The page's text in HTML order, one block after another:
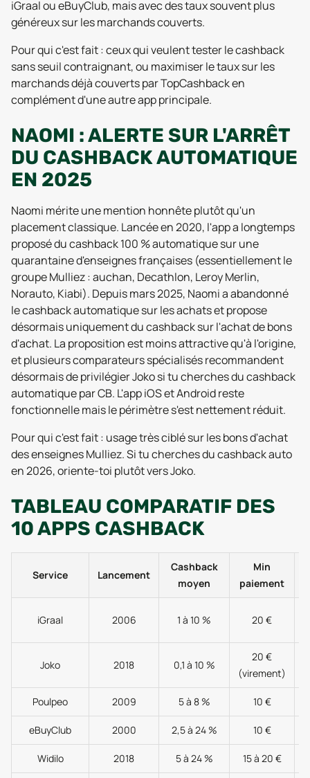
iGraal ou eBuyClub, mais avec des taux souvent plus
généreux sur les marchands couverts.
Pour qui c'est fait : ceux qui veulent tester le cashback
sans seuil contraignant, ou maximiser le taux sur les
marchands déjà couverts par TopCashback en
complément d'une autre app principale.
NAOMI : ALERTE SUR L'ARRÊT
DU CASHBACK AUTOMATIQUE
EN 2025
Naomi mérite une mention honnête plutôt qu'un
placement classique. Lancée en 2020, l'app a longtemps
proposé du cashback 100 % automatique sur une
quarantaine d'enseignes françaises (essentiellement le
groupe Mulliez : auchan, Decathlon, Leroy Merlin,
Norauto, Kiabi). Depuis mars 2025, Naomi a abandonné
le cashback automatique sur les achats et propose
désormais uniquement du cashback sur l'achat de bons
d'achat. La proposition est moins attractive qu'à l'origine,
et plusieurs comparateurs spécialisés recommandent
désormais de privilégier Joko si tu cherches du cashback
automatique par CB. L'app iOS et Android reste
fonctionnelle mais le périmètre s'est nettement réduit.
Pour qui c'est fait : usage très ciblé sur les bons d'achat
des enseignes Mulliez. Si tu cherches du cashback auto
en 2026, oriente-toi plutôt vers Joko.
TABLEAU COMPARATIF DES
10 APPS CASHBACK
Service Lancement
Cashback
moyen
Min
paiement
iGraal 2006 1 à 10 % 20 €
Joko 2018 0,1 à 10 %
20 €
(virement)
Poulpeo 2009 5 à 8 % 10 €
eBuyClub 2000 2,5 à 24 % 10 €
Widilo 2018 5 à 24 % 15 à 20 €